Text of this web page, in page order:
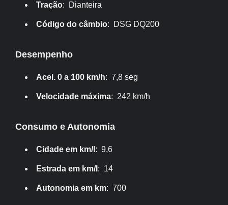
Tração: Dianteira
Código do câmbio: DSG DQ200
Desempenho
Acel. 0 a 100 km/h: 7,8 seg
Velocidade máxima: 242 km/h
Consumo e Autonomia
Cidade em km/l : 9,6
Estrada em km/l : 14
Autonomia em km: 700